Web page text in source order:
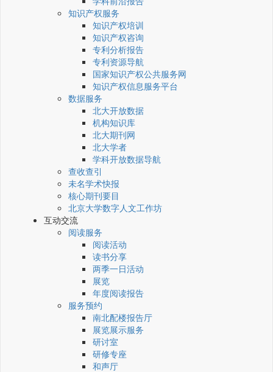
知识产权服务
知识产权培训
知识产权咨询
专利分析报告
专利资源导航
国家知识产权公共服务网
知识产权信息服务平台
数据服务
北大开放数据
机构知识库
北大期刊网
北大学者
学科开放数据导航
查收查引
未名学术快报
核心期刊要目
北京大学数字人文工作坊
互动交流
阅读服务
阅读活动
读书分享
两季一日活动
展览
年度阅读报告
服务预约
南北配楼报告厅
展览展示服务
研讨室
研修专座
和声厅